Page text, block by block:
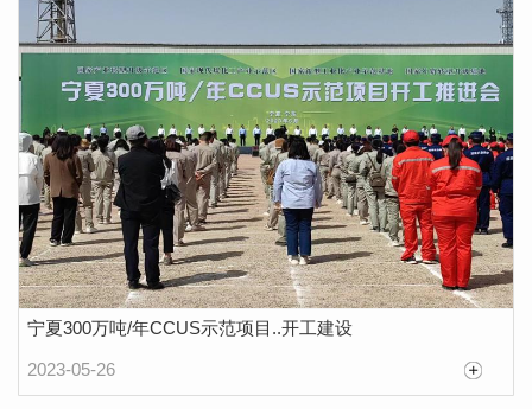
宁夏300万吨/年CCUS示范项目..开工建设
2023-05-26